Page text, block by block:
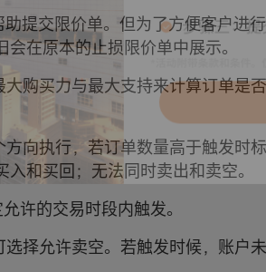
提交限价单。但为了方便客户进
在原本的止损限价单中展示。
购买力与最大支持来计算订单是
向执行，若订单数量高于触发时
和买回；无法同时卖出和卖空。
许的交易时段内触发。
择允许卖空。若触发时候，账户